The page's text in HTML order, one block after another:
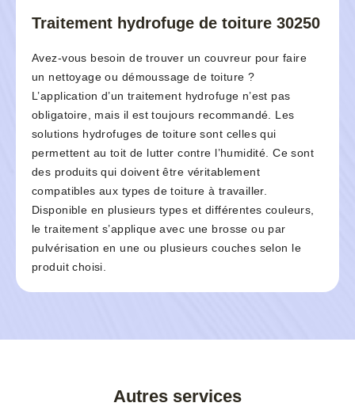
Traitement hydrofuge de toiture 30250
Avez-vous besoin de trouver un couvreur pour faire
un nettoyage ou démoussage de toiture ?
L’application d’un traitement hydrofuge n’est pas
obligatoire, mais il est toujours recommandé. Les
solutions hydrofuges de toiture sont celles qui
permettent au toit de lutter contre l’humidité. Ce sont
des produits qui doivent être véritablement
compatibles aux types de toiture à travailler.
Disponible en plusieurs types et différentes couleurs,
le traitement s’applique avec une brosse ou par
pulvérisation en une ou plusieurs couches selon le
produit choisi.
Autres services